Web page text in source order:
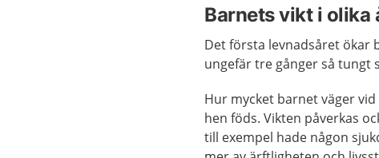
Barnets vikt i olika
Det första levnadsåret ökar
ungefär tre gånger så tungt
Hur mycket barnet väger
hen föds. Vikten påverkas
till exempel hade någon